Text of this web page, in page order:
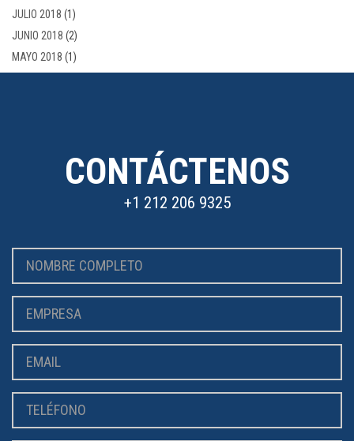
JULIO 2018 (1)
JUNIO 2018 (2)
MAYO 2018 (1)
CONTÁCTENOS
+1 212 206 9325